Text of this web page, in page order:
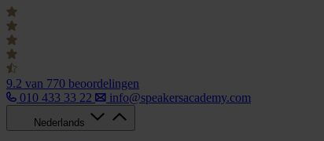
9.2 van 770 beoordelingen
010 433 33 22
info@speakersacademy.com
Nederlands